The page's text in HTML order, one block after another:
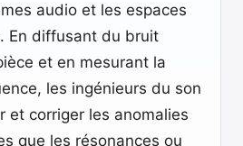
audio et les espaces
En diffusant du bruit
et en mesurant la
les ingénieurs du son
et corriger les anomalies
que les résonances ou